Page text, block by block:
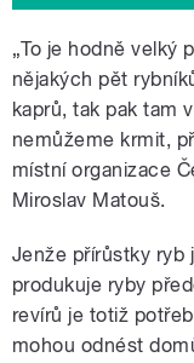
„To je hodně velký
nějakých pět
kaprů, tak pak tam
nemůžeme krmit,
místní organizace
Miroslav Matouš.
Jenže přírůstky ryb
produkuje ryby
revírů je totiž
mohou odnést